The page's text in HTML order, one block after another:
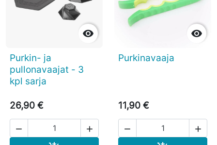

Purkin- ja
pullonavaajat - 3
kpl sarja
26,90 €
 

Purkinavaaja
11,90 €
 